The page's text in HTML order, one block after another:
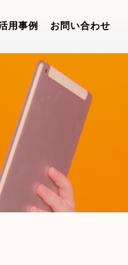
用事例 お問い合わせ